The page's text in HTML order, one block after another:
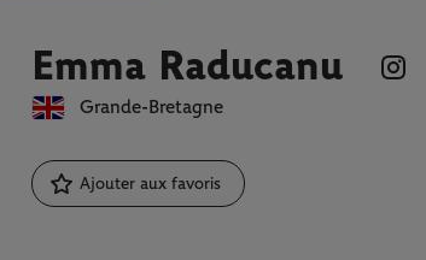
Emma Raducanu
Grande-Bretagne
Ajouter aux favoris